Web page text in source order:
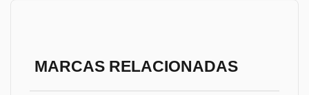
MARCAS RELACIONADAS